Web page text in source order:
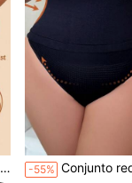
-55% Conjunto reductor sencillo de